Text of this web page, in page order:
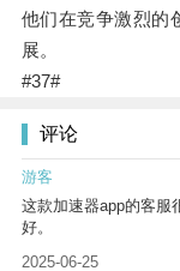
他们在竞争激烈的
展。
#37#
评论
游客
这款加速器app的客服
好。
2025-06-25